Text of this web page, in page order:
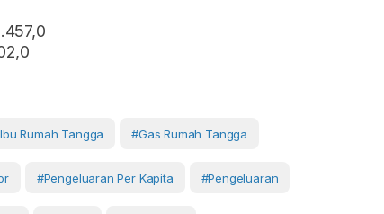
Rumah Tangga #gas Rumah Tangga
#Pengeluaran Per Kapita #pengeluaran